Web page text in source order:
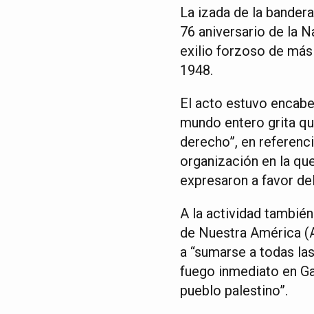
La izada de la
76 aniversario de la
exilio forzoso de más
1948.
El acto estuvo
mundo entero grita
derecho”, en
organización en la
expresaron a favor
A la actividad
de Nuestra América
a “sumarse a todas
fuego inmediato en
pueblo palestino”.